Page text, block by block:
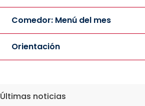
Comedor: Menú del mes
Orientación
Últimas noticias